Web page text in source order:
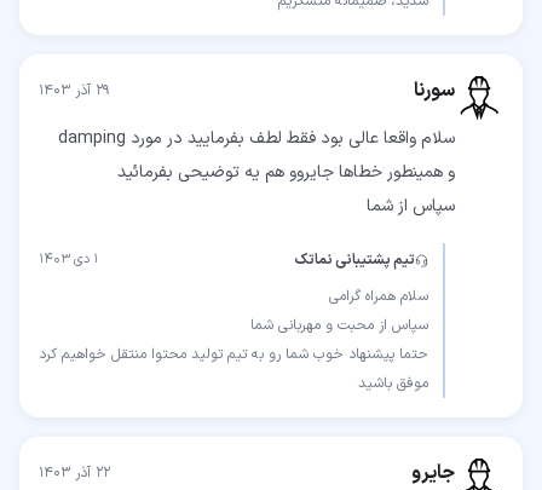
سورنا ۲۹ آذر ۱۴۰۳
سپاس از شما
تیم پشتیبانی نماتک ۱ دی ۱۴۰۳
موفق باشید
جایرو ۲۲ آذر ۱۴۰۳